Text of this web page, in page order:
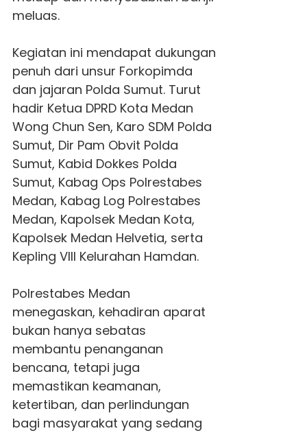
meluas.
Kegiatan ini mendapat dukungan
penuh dari unsur Forkopimda
dan jajaran Polda Sumut. Turut
hadir Ketua DPRD Kota Medan
Wong Chun Sen, Karo SDM Polda
Sumut, Dir Pam Obvit Polda
Sumut, Kabid Dokkes Polda
Sumut, Kabag Ops Polrestabes
Medan, Kabag Log Polrestabes
Medan, Kapolsek Medan Kota,
Kapolsek Medan Helvetia, serta
Kepling VIII Kelurahan Hamdan.
Polrestabes Medan
menegaskan, kehadiran aparat
bukan hanya sebatas
membantu penanganan
bencana, tetapi juga
memastikan keamanan,
ketertiban, dan perlindungan
bagi masyarakat yang sedang